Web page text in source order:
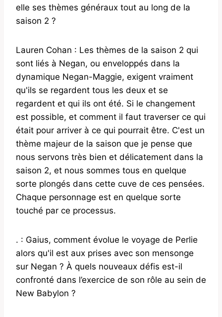
elle ses thèmes généraux tout au long de la
saison 2 ?
Lauren Cohan : Les thèmes de la saison 2 qui
sont liés à Negan, ou enveloppés dans la
dynamique Negan-Maggie, exigent vraiment
qu'ils se regardent tous les deux et se
regardent et qui ils ont été. Si le changement
est possible, et comment il faut traverser ce qui
était pour arriver à ce qui pourrait être. C'est un
thème majeur de la saison que je pense que
nous servons très bien et délicatement dans la
saison 2, et nous sommes tous en quelque
sorte plongés dans cette cuve de ces pensées.
Chaque personnage est en quelque sorte
touché par ce processus.
. : Gaius, comment évolue le voyage de Perlie
alors qu'il est aux prises avec son mensonge
sur Negan ? À quels nouveaux défis est-il
confronté dans l’exercice de son rôle au sein de
New Babylon ?